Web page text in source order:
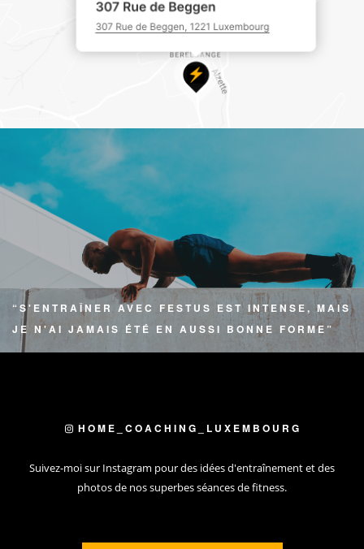
“S'ENTRAÎNER AVEC FESTUS EST INTENSE, MAIS
JE N'AI JAMAIS ÉTÉ EN AUSSI BONNE FORME”
STEVE UMUHIRE - CLIENT DEPUIS 2 ANS
HOME_COACHING_LUXEMBOURG
Suivez-moi sur Instagram pour des idées d'entraînement et des
photos de nos superbes séances de fitness.